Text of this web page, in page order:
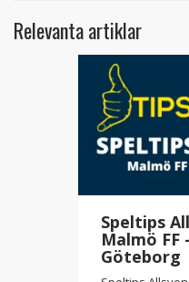
Relevanta artiklar
Speltips
Malmö FF
Göteborg